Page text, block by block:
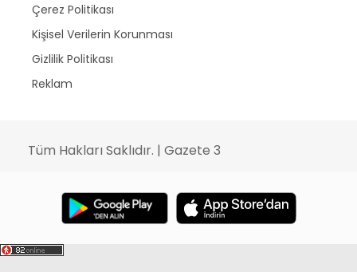
Çerez Politikası
Kişisel Verilerin Korunması
Gizlilik Politikası
Reklam
Tüm Hakları Saklıdır. | Gazete 3